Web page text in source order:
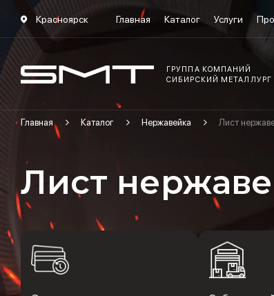
Красноярск Главная Каталог Услуги
ГРУППА КОМПАНИЙ
СИБИРСКИЙ МЕТАЛЛУРГ
Главная Каталог Нержавейка Лист
Лист